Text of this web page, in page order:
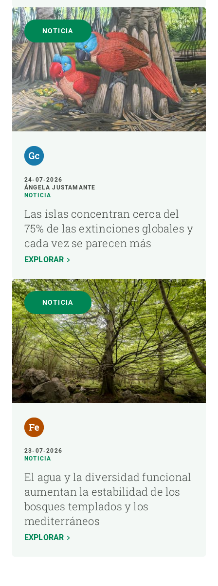
NOTICIA
24-07-2026
ÁNGELA JUSTAMANTE
NOTICIA
Las islas concentran cerca del
75% de las extinciones globales y
cada vez se parecen más
EXPLORAR
NOTICIA
23-07-2026
NOTICIA
El agua y la diversidad funcional
aumentan la estabilidad de los
bosques templados y los
mediterráneos
EXPLORAR